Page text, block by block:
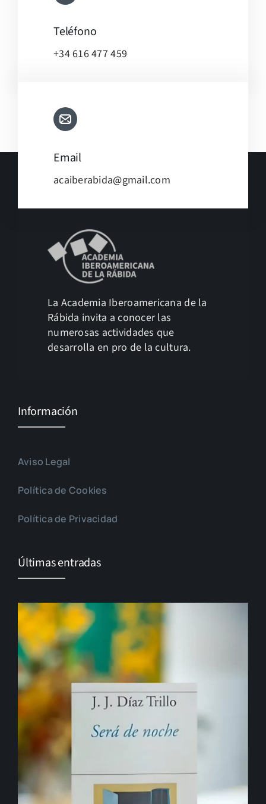
Teléfono
+34 616 477 459
Email
acaiberabida@gmail.com
La Academia Iberoamericana de la
Rábida invita a conocer las
numerosas actividades que
desarrolla en pro de la cultura.
Información
Aviso Legal
Política de Cookies
Política de Privacidad
Últimas entradas
El cambio que nunca llega…
Gonzalo Guerrero, padre del mestizaje